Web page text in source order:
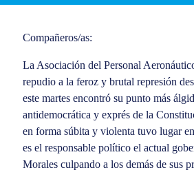
Compañeros/as:
La Asociación del Personal
repudio a la feroz y brutal represión
este martes encontró su punto más
antidemocrática y exprés de la
en forma súbita y violenta tuvo lugar
es el responsable político el actual
Morales culpando a los demás de sus